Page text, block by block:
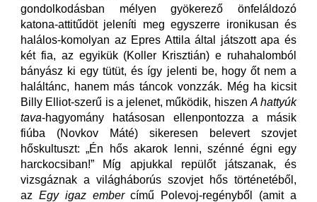
gondolkodásban mélyen gyökerező önfeláldozó
katona-attitűdöt jeleníti meg egyszerre ironikusan és
halálos-komolyan az Epres Attila által játszott apa és
két fia, az egyikük (Koller Krisztián) e ruhahalomból
bányász ki egy tütüt, és így jelenti be, hogy őt nem a
haláltánc, hanem más táncok vonzzák. Még ha kicsit
Billy Elliot-szerű is a jelenet, működik, hiszen A hattyúk
tava-hagyomány hatásosan ellenpontozza a másik
fiúba (Novkov Máté) sikeresen belevert szovjet
hőskultuszt: „Én hős akarok lenni, szénné égni egy
harckocsiban!” Míg apjukkal repülőt játszanak, és
vizsgáznak a világháborús szovjet hős történetéből,
az Egy igaz embercímű Polevoj-regényből (amit a